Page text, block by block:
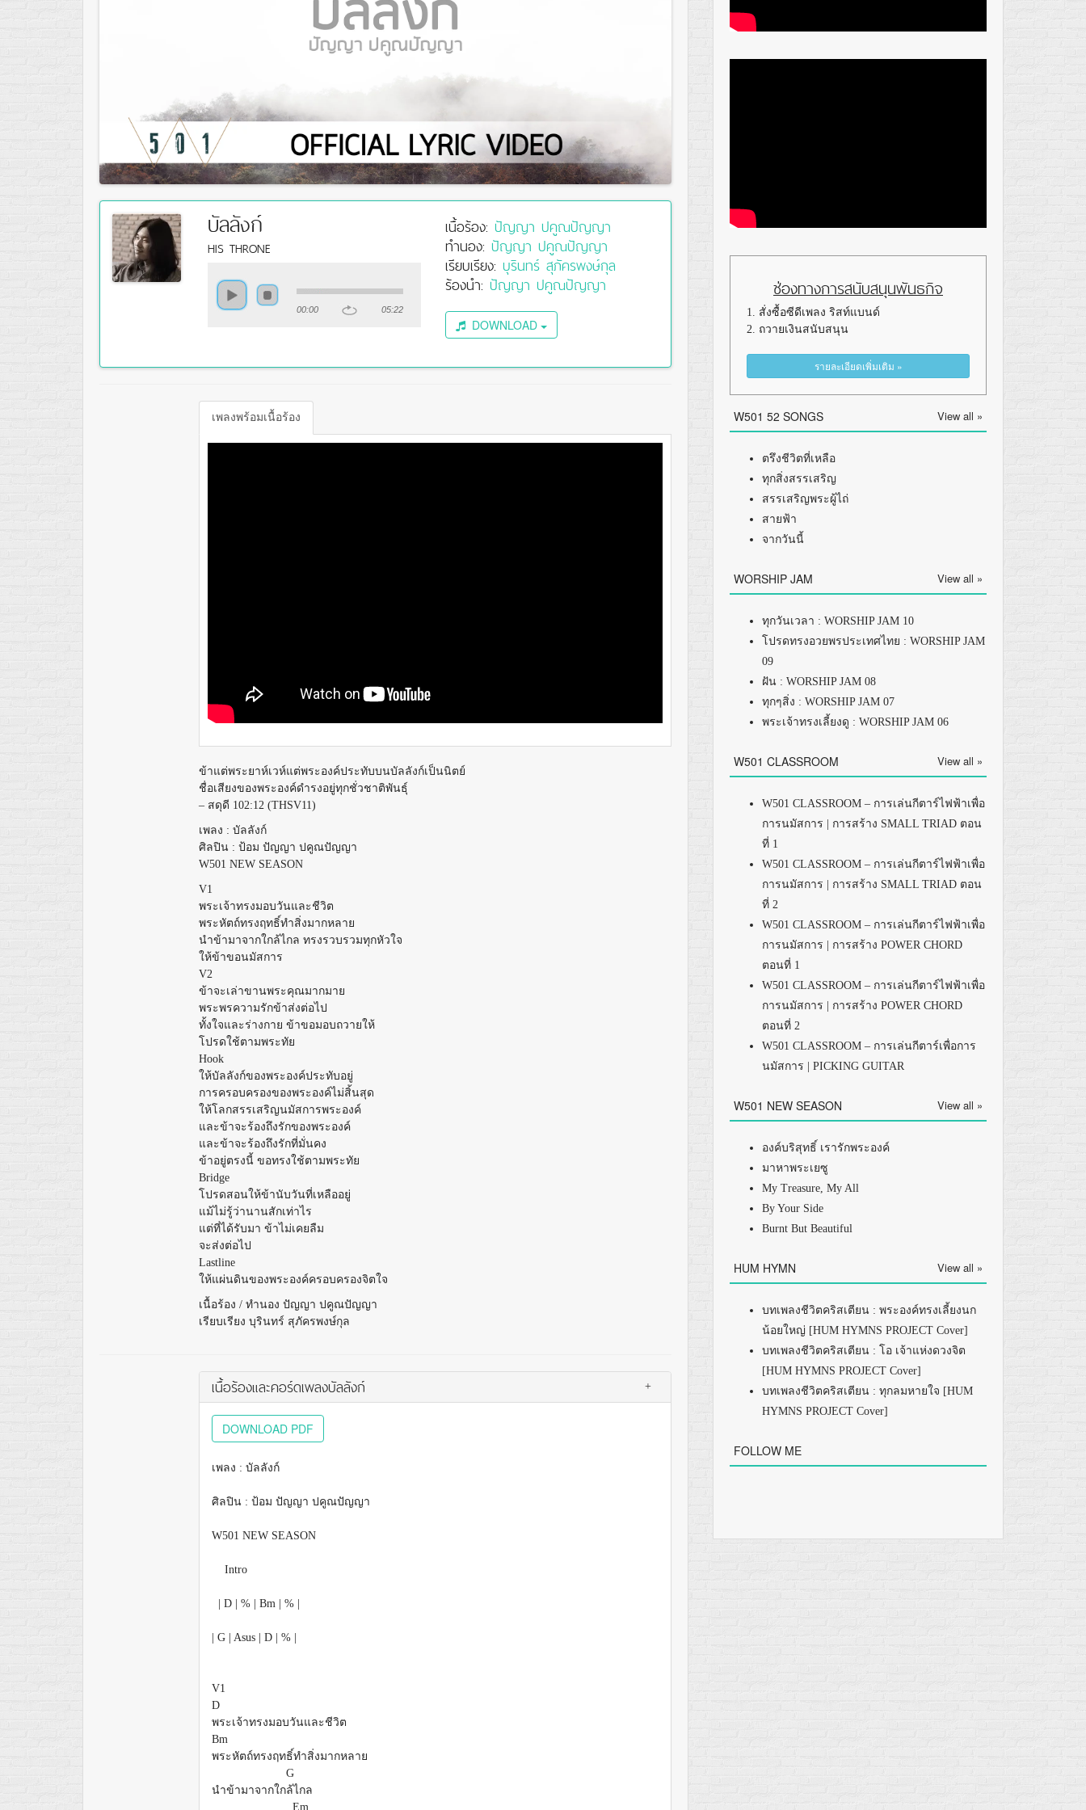
บัลลังก์
HIS THRONE
00:00 05:22
เนื้อร้อง: ปัญญา ปคูณปัญญา
ทำนอง: ปัญญา ปคูณปัญญา
เรียบเรียง: บุรินทร์ สุภัครพงษ์กุล
ร้องนำ: ปัญญา ปคูณปัญญา
DOWNLOAD
เพลงพร้อมเนื้อร้อง
ข้าแต่พระยาห์เวห์แต่พระองค์ประทับบนบัลลังก์เป็นนิตย์
ชื่อเสียงของพระองค์ดำรงอยู่ทุกชั่วชาติพันธุ์
– สดุดี 102:12 (THSV11)
เพลง : บัลลังก์
ศิลปิน : ป้อม ปัญญา ปคูณปัญญา
W501 NEW SEASON
V1
พระเจ้าทรงมอบวันและชีวิต
พระหัตถ์ทรงฤทธิ์ทำสิ่งมากหลาย
นำข้ามาจากใกล้ไกล ทรงรวบรวมทุกหัวใจ
ให้ข้าขอนมัสการ
V2
ข้าจะเล่าขานพระคุณมากมาย
พระพรความรักข้าส่งต่อไป
ทั้งใจและร่างกาย ข้าขอมอบถวายให้
โปรดใช้ตามพระทัย
Hook
ให้บัลลังก์ของพระองค์ประทับอยู่
การครอบครองของพระองค์ไม่สิ้นสุด
ให้โลกสรรเสริญนมัสการพระองค์
และข้าจะร้องถึงรักของพระองค์
และข้าจะร้องถึงรักที่มั่นคง
ข้าอยู่ตรงนี้ ขอทรงใช้ตามพระทัย
Bridge
โปรดสอนให้ข้านับวันที่เหลืออยู่
แม้ไม่รู้ว่านานสักเท่าไร
แต่ที่ได้รับมา ข้าไม่เคยลืม
จะส่งต่อไป
Lastline
ให้แผ่นดินของพระองค์ครอบครองจิตใจ
เนื้อร้อง / ทำนอง ปัญญา ปคูณปัญญา
เรียบเรียง บุรินทร์ สุภัครพงษ์กุล
เนื้อร้องและคอร์ดเพลงบัลลังก์ +
DOWNLOAD PDF
เพลง : บัลลังก์
ศิลปิน : ป้อม ปัญญา ปคูณปัญญา
W501 NEW SEASON
Intro
| D | % | Bm | % |
| G | Asus | D | % |
V1
D
พระเจ้าทรงมอบวันและชีวิต
Bm
พระหัตถ์ทรงฤทธิ์ทำสิ่งมากหลาย
G
นำข้ามาจากใกล้ไกล
Em
ช่องทางการสนับสนุนพันธกิจ
1. สั่งซื้อซีดีเพลง ริสท์แบนด์
2. ถวายเงินสนับสนุน
รายละเอียดเพิ่มเติม »
W501 52 SONGS View all »
ตรึงชีวิตที่เหลือ
ทุกสิ่งสรรเสริญ
สรรเสริญพระผู้ไถ่
สายฟ้า
จากวันนี้
WORSHIP JAM View all »
ทุกวันเวลา : WORSHIP JAM 10
โปรดทรงอวยพรประเทศไทย : WORSHIP JAM
09
ฝัน : WORSHIP JAM 08
ทุกๆสิ่ง : WORSHIP JAM 07
พระเจ้าทรงเลี้ยงดู : WORSHIP JAM 06
W501 CLASSROOM View all »
W501 CLASSROOM – การเล่นกีตาร์ไฟฟ้าเพื่อ
การนมัสการ | การสร้าง SMALL TRIAD ตอน
ที่ 1
W501 CLASSROOM – การเล่นกีตาร์ไฟฟ้าเพื่อ
การนมัสการ | การสร้าง SMALL TRIAD ตอน
ที่ 2
W501 CLASSROOM – การเล่นกีตาร์ไฟฟ้าเพื่อ
การนมัสการ | การสร้าง POWER CHORD
ตอนที่ 1
W501 CLASSROOM – การเล่นกีตาร์ไฟฟ้าเพื่อ
การนมัสการ | การสร้าง POWER CHORD
ตอนที่ 2
W501 CLASSROOM – การเล่นกีตาร์เพื่อการ
นมัสการ | PICKING GUITAR
W501 NEW SEASON View all »
องค์บริสุทธิ์ เรารักพระองค์
มาหาพระเยซู
My Treasure, My All
By Your Side
Burnt But Beautiful
HUM HYMN View all »
บทเพลงชีวิตคริสเตียน : พระองค์ทรงเลี้ยงนก
น้อยใหญ่ [HUM HYMNS PROJECT Cover]
บทเพลงชีวิตคริสเตียน : โอ เจ้าแห่งดวงจิต
[HUM HYMNS PROJECT Cover]
บทเพลงชีวิตคริสเตียน : ทุกลมหายใจ [HUM
HYMNS PROJECT Cover]
FOLLOW ME